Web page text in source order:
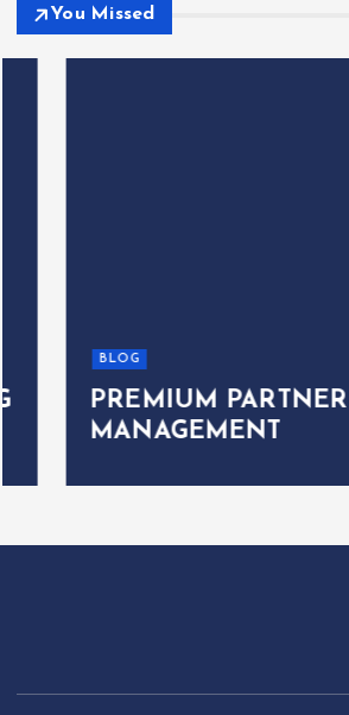
You Missed
PREMIUM PARTNER
MANAGEMENT